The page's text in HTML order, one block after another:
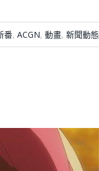
番, ACGN, 動畫, 新聞動態